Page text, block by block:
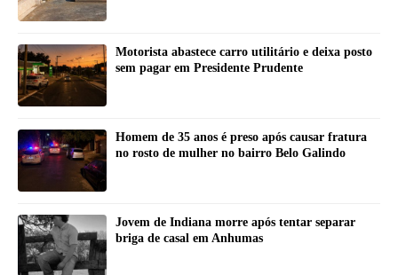
Motorista abastece carro utilitário e deixa posto
sem pagar em Presidente Prudente
Homem de 35 anos é preso após causar fratura
no rosto de mulher no bairro Belo Galindo
Jovem de Indiana morre após tentar separar
briga de casal em Anhumas